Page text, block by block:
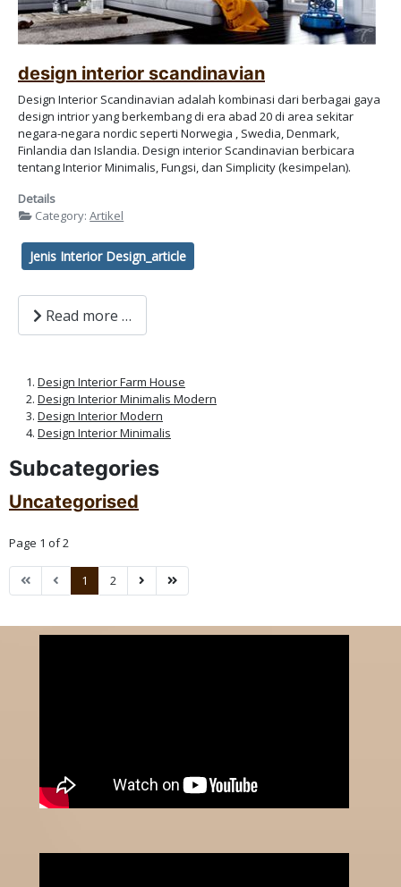
design interior scandinavian
Design Interior Scandinavian adalah kombinasi dari berbagai gaya
design intrior yang berkembang di era abad 20 di area sekitar
negara-negara nordic seperti Norwegia , Swedia, Denmark,
Finlandia dan Islandia. Design interior Scandinavian berbicara
tentang Interior Minimalis, Fungsi, dan Simplicity (kesimpelan).
Details
Category:Artikel
Jenis Interior Design_article
Read more …
Design Interior Farm House
Design Interior Minimalis Modern
Design Interior Modern
Design Interior Minimalis
Subcategories
Uncategorised
Page 1 of 2
1 2